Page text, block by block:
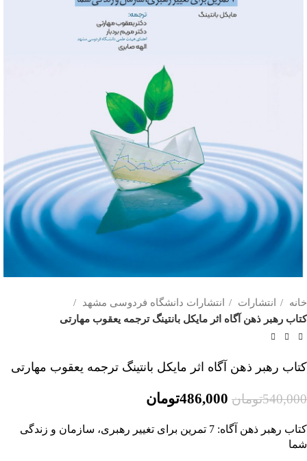
خانه انتشارات
انتشارات دانشگاه فردوسی مشهد
کتاب رهبر ذهن آگاه اثر مایکل بانتینگ ترجمه یعقوب مهارتی
کتاب رهبر ذهن آگاه اثر مایکل بانتینگ ترجمه یعقوب مهارتی
540,000تومان 486,000تومان
کتاب رهبر ذهن آگاه: 7 تمرین برای تغییر رهبری، سازمان و زندگی
شما